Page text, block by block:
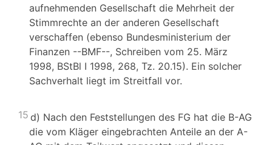
aufnehmenden Gesellschaft die Mehrheit der
Stimmrechte an der anderen Gesellschaft
verschaffen (ebenso Bundesministerium der
Finanzen --BMF--, Schreiben vom 25. März
1998, BStBl I 1998, 268, Tz. 20.15). Ein solcher
Sachverhalt liegt im Streitfall vor.
15 d) Nach den Feststellungen des FG hat die B-AG
die vom Kläger eingebrachten Anteile an der A-